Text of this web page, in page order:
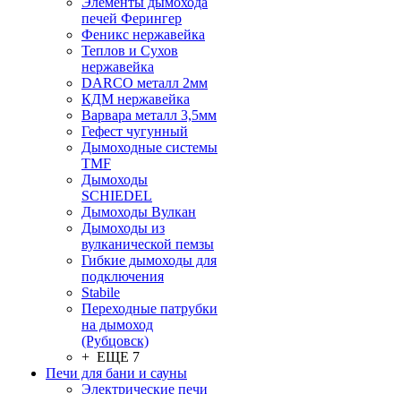
печей Ферингер
Феникс нержавейка
Теплов и Сухов
нержавейка
DARCO металл 2мм
КДМ нержавейка
Варвара металл 3,5мм
Гефест чугунный
Дымоходные системы
TMF
Дымоходы
SCHIEDEL
Дымоходы Вулкан
Дымоходы из
вулканической пемзы
Гибкие дымоходы для
подключения
Stabile
Переходные патрубки
на дымоход
(Рубцовск)
+ ЕЩЕ 7
Печи для бани и сауны
Электрические печи